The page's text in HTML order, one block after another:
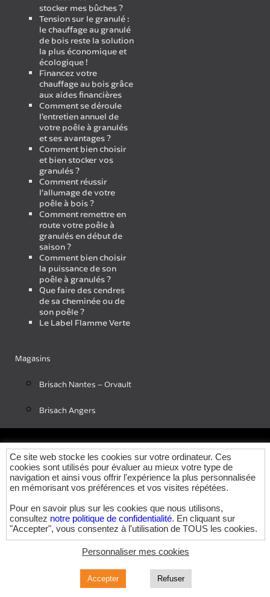
stocker mes bûches ?
Tension sur le granulé :
le chauffage au granulé
de bois reste la solution
la plus économique et
écologique !
Financez votre
chauffage au bois grâce
aux aides financières
Comment se déroule
l’entretien annuel de
votre poêle à granulés
et ses avantages ?
Comment bien choisir
et bien stocker vos
granulés ?
Comment réussir
l’allumage de votre
poêle à bois ?
Comment remettre en
route votre poêle à
granulés en début de
saison ?
Comment bien choisir
la puissance de son
poêle à granulés ?
Que faire des cendres
de sa cheminée ou de
son poêle ?
Le Label Flamme Verte
Magasins
Brisach Nantes – Orvault
Brisach Angers
Gérer mes cookies
© 2023 brisach-pdl.com
Mentions légales
Ce site web stocke les cookies sur votre ordinateur. Ces
cookies sont utilisés pour évaluer au mieux votre type de
navigation et ainsi vous offrir l'expérience la plus personnalisée
en mémorisant vos préférences et vos visites répétées.
Pour en savoir plus sur les cookies que nous utilisons,
consultez notre politique de confidentialité. En cliquant sur
"Accepter", vous consentez à l'utilisation de TOUS les cookies.
Si vous refusez l'utilisation des cookies, vos informations ne
cookie sera tout de même utilisé dans votre navigateur afin de
se souvenir de ne pas suivre vos préférences.
Personnaliser mes cookies
Accepter Refuser